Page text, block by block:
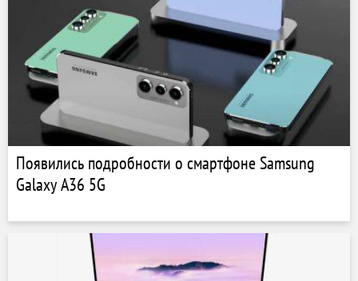
Появились подробности о смартфоне Samsung
Galaxy A36 5G